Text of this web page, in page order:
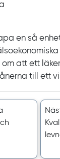
en så
att ett
till ett